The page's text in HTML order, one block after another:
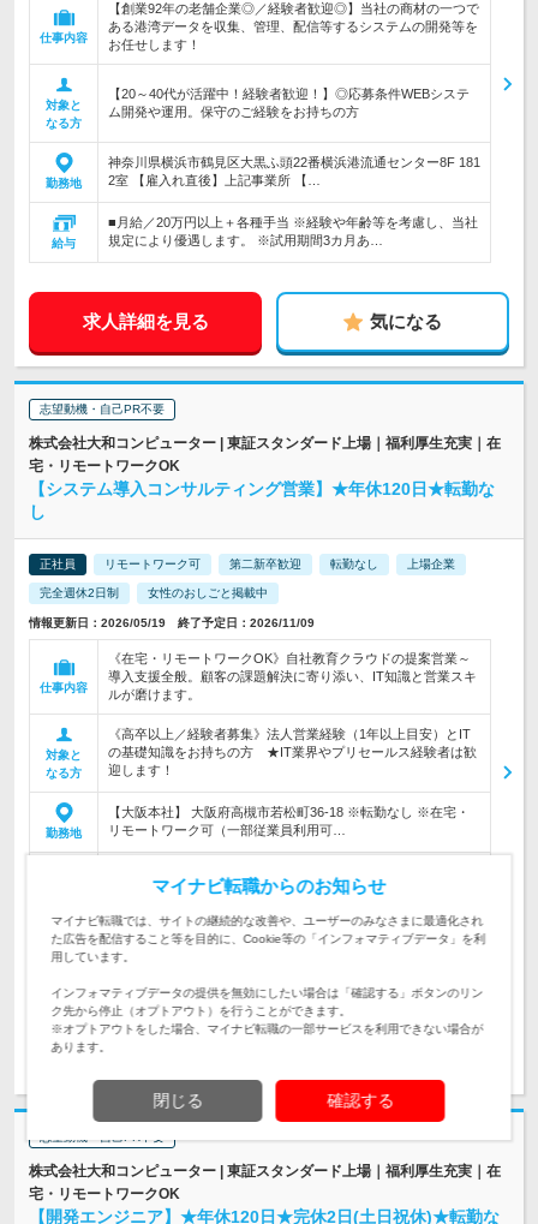
仕事内容
【創業92年の老舗企業◎／経験者歓迎◎】当社の商材の一つで
ある港湾データを収集、管理、配信等するシステムの開発等を
お任せします！
対象と
なる方
【20～40代が活躍中！経験者歓迎！】◎応募条件WEBシステ
ム開発や運用。保守のご経験をお持ちの方
勤務地
神奈川県横浜市鶴見区大黒ふ頭22番横浜港流通センター8F 181
2室 【雇入れ直後】上記事業所 【…
給与
■月給／20万円以上＋各種手当 ※経験や年齢等を考慮し、当社
規定により優遇します。 ※試用期間3カ月あ…
求人詳細を見る 気になる
志望動機・自己PR不要
株式会社大和コンピューター | 東証スタンダード上場｜福利厚生充実｜在
宅・リモートワークOK
【システム導入コンサルティング営業】★年休120日★転勤な
し
正社員 リモートワーク可 第二新卒歓迎 転勤なし 上場企業
完全週休2日制 女性のおしごと掲載中
情報更新日：2026/05/19 終了予定日：2026/11/09
仕事内容
《在宅・リモートワークOK》自社教育クラウドの提案営業～
導入支援全般。顧客の課題解決に寄り添い、IT知識と営業スキ
ルが磨けます。
対象と
なる方
《高卒以上／経験者募集》法人営業経験（1年以上目安）とIT
の基礎知識をお持ちの方 ★IT業界やプリセールス経験者は歓
迎します！
勤務地
【大阪本社】 大阪府高槻市若松町36-18 ※転勤なし ※在宅・
リモートワーク可（一部従業員利用可…
425万円～600万円
月給280,000円～400,000円 ※経験、能力を考慮の上、当社規
定により決定いたします。 ※試用期間3か月（…
求人詳細を見る
株式会社大和コンピューター | 東証スタンダード上場｜福利厚生充実｜在
宅・リモートワークOK
【開発エンジニア】★年休120日★完休2日(土日祝休)★転勤な
マイナビ転職からのお知らせ
マイナビ転職では、サイトの継続的な改善や、ユーザーのみなさまに最適化され
た広告を配信すること等を目的に、Cookie等の「インフォマティブデータ」を利
用しています。
インフォマティブデータの提供を無効にしたい場合は「確認する」ボタンのリン
ク先から停止（オプトアウト）を行うことができます。
※オプトアウトをした場合、マイナビ転職の一部サービスを利用できない場合が
あります。
閉じる 確認する